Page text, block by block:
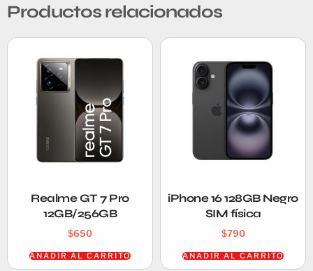
Productos relacionados
Realme GT 7 Pro
12GB/256GB
$650
AÑADIR AL CARRITO
iPhone 16 128GB Negro
SIM física
$790
AÑADIR AL CARRITO